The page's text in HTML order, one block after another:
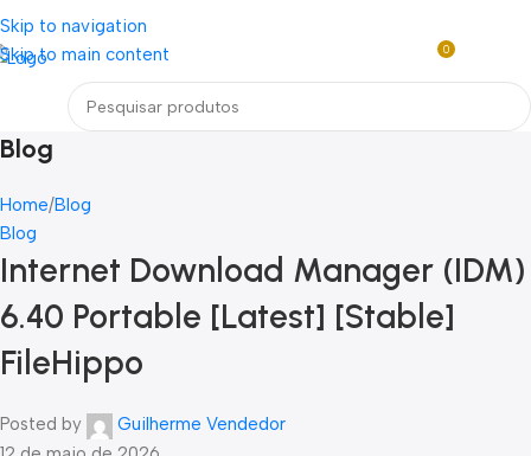
Skip to navigation
Skip to main content
Loja mundial online de Obras de Arte Exclusivas
0
Blog
Home Blog
Blog
Internet Download Manager (IDM)
6.40 Portable [Latest] [Stable]
FileHippo
Posted by
Guilherme Vendedor